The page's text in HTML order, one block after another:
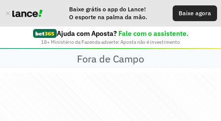
Baixe grátis o app do Lance!
O esporte na palma da mão.
Baixe agora
Ajuda com Aposta? Fale com o assistente.
18+ Ministério da Fazenda adverte: Aposta não é investimento
Fora de Campo